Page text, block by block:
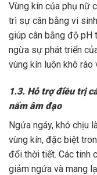
Vùng kín của phụ nữ
trì sự cân bằng vi
giúp cân bằng độ pH
ngừa sự phát triển
vùng kín luôn khô ráo
1.3. Hỗ trợ điều trị
nấm âm đạo
Ngứa ngáy, khó chịu
vùng kín, đặc biệt
đổi thời tiết. Các tinh
giảm ngứa và mang